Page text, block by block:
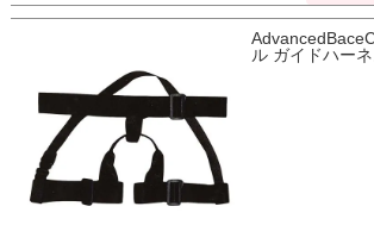
ル ガイドハーネ